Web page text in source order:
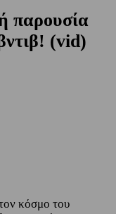
παρουσία
(vid)
κόσμο του